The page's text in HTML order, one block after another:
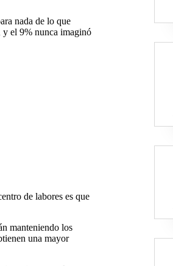
nada de lo que
y el 9% nunca imaginó
de labores es que
manteniendo los
una mayor